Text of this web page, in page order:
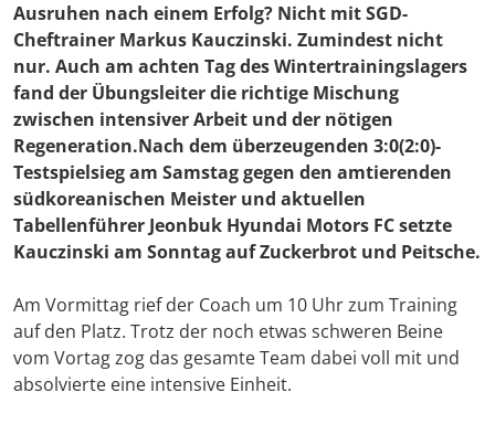
Ausruhen nach einem Erfolg? Nicht mit SGD-
Cheftrainer Markus Kauczinski. Zumindest nicht
nur. Auch am achten Tag des Wintertrainingslagers
fand der Übungsleiter die richtige Mischung
zwischen intensiver Arbeit und der nötigen
Regeneration.Nach dem überzeugenden 3:0(2:0)-
Testspielsieg am Samstag gegen den amtierenden
südkoreanischen Meister und aktuellen
Tabellenführer Jeonbuk Hyundai Motors FC setzte
Kauczinski am Sonntag auf Zuckerbrot und Peitsche.
Am Vormittag rief der Coach um 10 Uhr zum Training
auf den Platz. Trotz der noch etwas schweren Beine
vom Vortag zog das gesamte Team dabei voll mit und
absolvierte eine intensive Einheit.